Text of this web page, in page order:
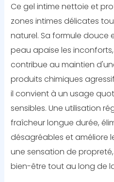
Ce gel intime nettoie et
zones intimes délicates
naturel. Sa formule douce
peau apaise les
contribue au maintien
produits chimiques
il convient à un usage
sensibles. Une utilisation
fraîcheur longue durée,
désagréables et améliore
une sensation de
bien-être tout au long de